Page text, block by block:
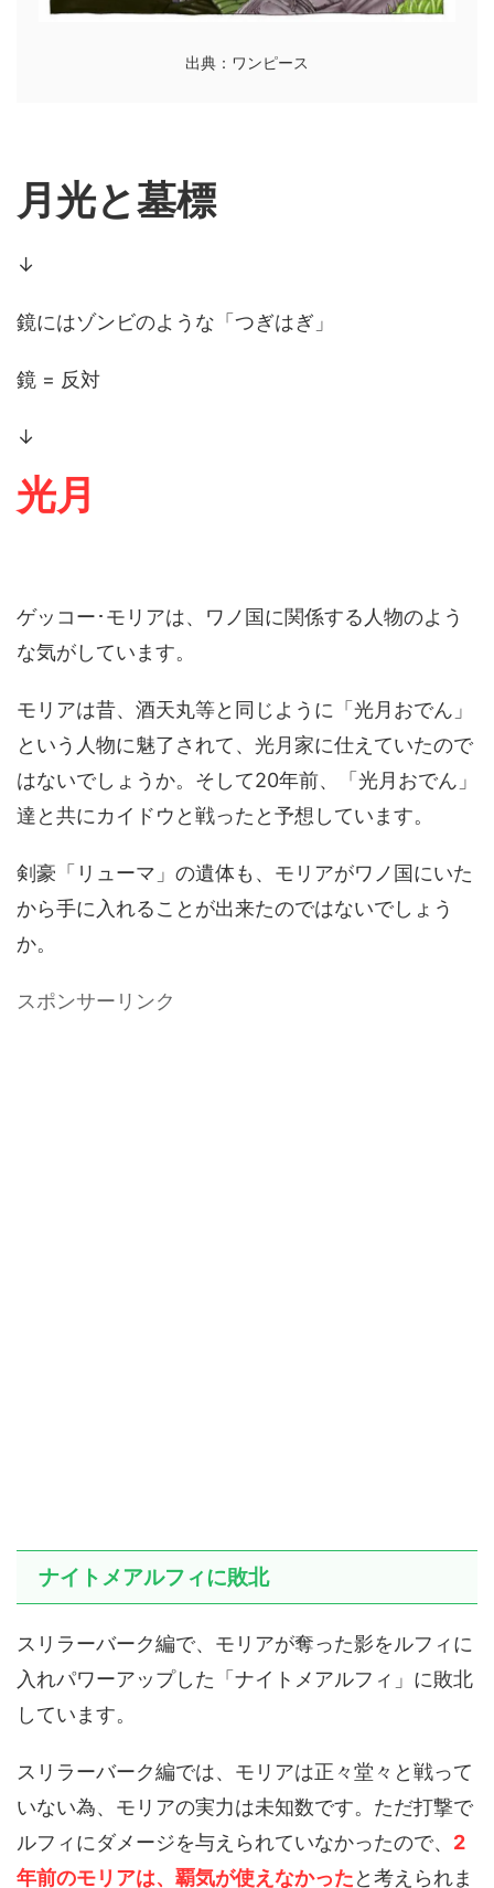
出典：ワンピース
月光と墓標
↓
鏡にはゾンビのような「つぎはぎ」
鏡 = 反対
↓
光月
ゲッコー･モリアは、ワノ国に関係する人物のよう
な気がしています。
モリアは昔、酒天丸等と同じように「光月おでん」
という人物に魅了されて、光月家に仕えていたので
はないでしょうか。そして20年前、「光月おでん」
達と共にカイドウと戦ったと予想しています。
剣豪「リューマ」の遺体も、モリアがワノ国にいた
から手に入れることが出来たのではないでしょう
か。
スポンサーリンク
ナイトメアルフィに敗北
スリラーバーク編で、モリアが奪った影をルフィに
入れパワーアップした「ナイトメアルフィ」に敗北
しています。
スリラーバーク編では、モリアは正々堂々と戦って
いない為、モリアの実力は未知数です。ただ打撃で
ルフィにダメージを与えられていなかったので、 2
年前のモリアは、覇気が使えなかったと考えられま